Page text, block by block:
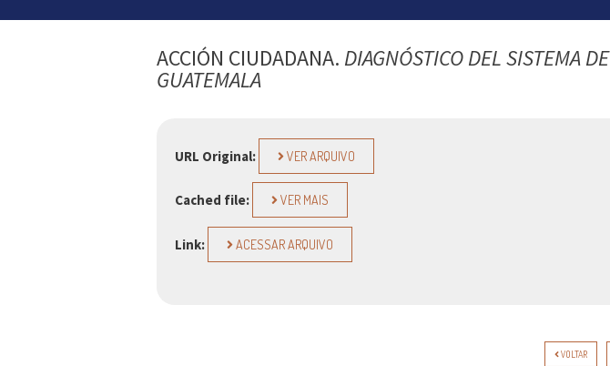
ACCIÓN CIUDADANA. DIAGNÓSTICO DEL SISTEMA
GUATEMALA
URL Original: VER ARQUIVO
Cached file: VER MAIS
Link: ACESSAR ARQUIVO
VOLTAR